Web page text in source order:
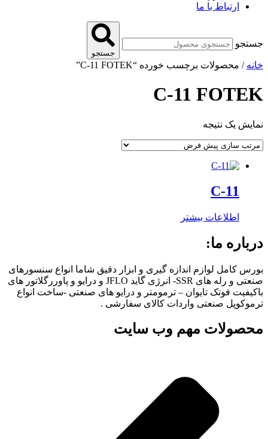
ارتباط با ما
جستجو
جستجو
خانه / محصولات برچسب خورده “C-11 FOTEK”
C-11 FOTEK
نمایش یک نتیجه
C-11
اطلاعات بیشتر
درباره ما:
بورس کامل لوازم اندازه گیری و ابزار دقیق شاما انواع سنسورهای
صنعتی و رله های SSR- انرژی گاید JFLO و درایو و پاوررگلاتور های
باکیفیت فوتک تایوان – ترمومتر و درایو های صنعتی -ساخت انواع
ترموکوپل صنعتی واردات کالای سفارشی .
محصولات مهم وب سایت